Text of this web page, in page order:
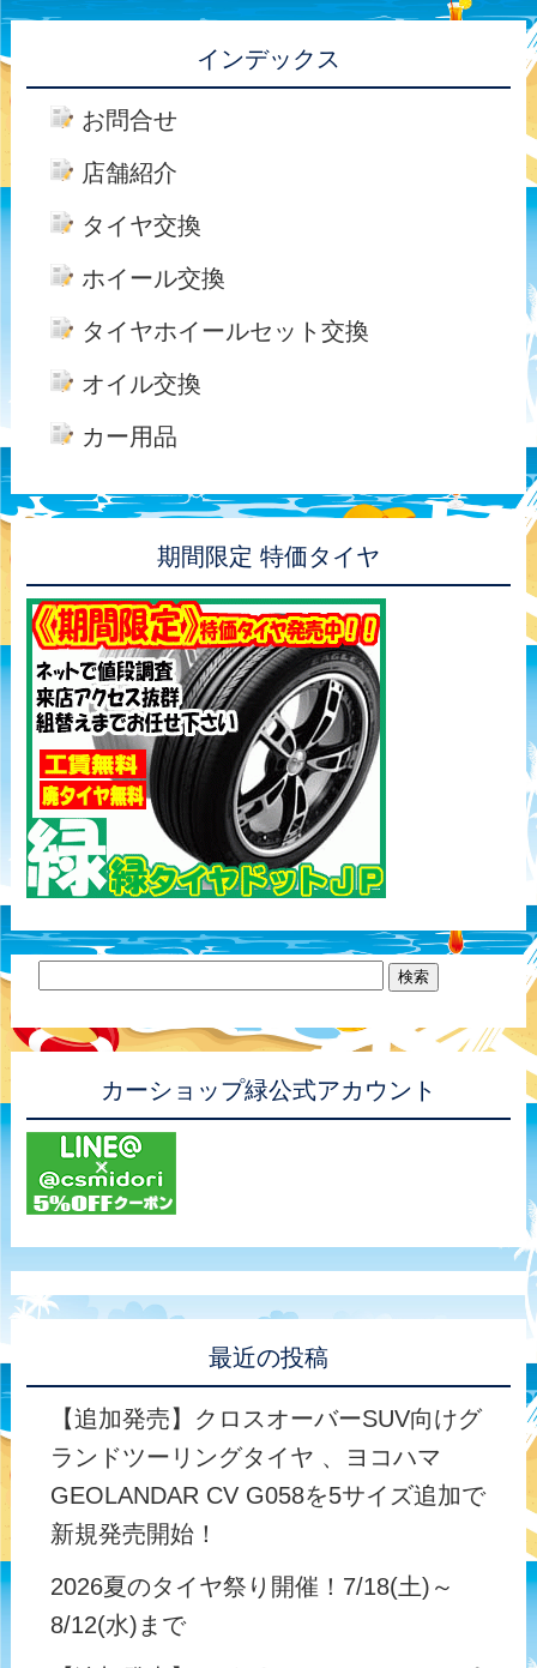
インデックス
お問合せ
店舗紹介
タイヤ交換
ホイール交換
タイヤホイールセット交換
オイル交換
カー用品
期間限定 特価タイヤ
カーショップ緑公式アカウント
最近の投稿
【追加発売】クロスオーバーSUV向けグ
ランドツーリングタイヤ 、ヨコハマ
GEOLANDAR CV G058を5サイズ追加で
新規発売開始！
2026夏のタイヤ祭り開催！7/18(土)～
8/12(水)まで